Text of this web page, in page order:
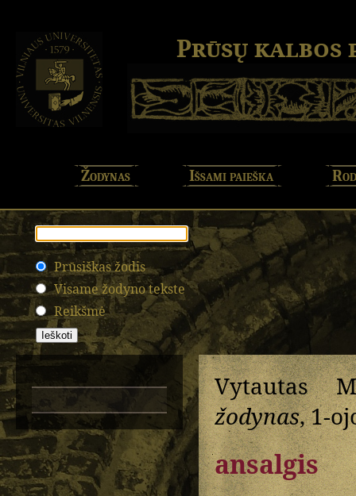
Prūsų kalbos
Žodynas Išsami paieška
Prūsiškas žodis
Visame žodyno tekste
Reikšmė
Vytautas
žodynas, 1-
ansalgis